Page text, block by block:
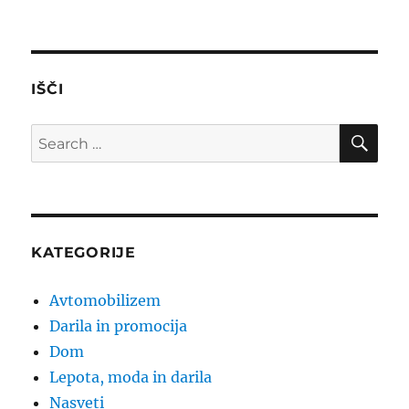
IŠČI
Search
for:
KATEGORIJE
Avtomobilizem
Darila in promocija
Dom
Lepota, moda in darila
Nasveti